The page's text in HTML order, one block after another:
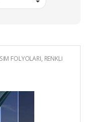
FOLYOLARI, RENKLİ